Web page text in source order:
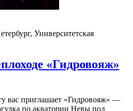
Университетская
«Гидровояж»
вас приглашает «Гидровояж» —
по акватории Невы под